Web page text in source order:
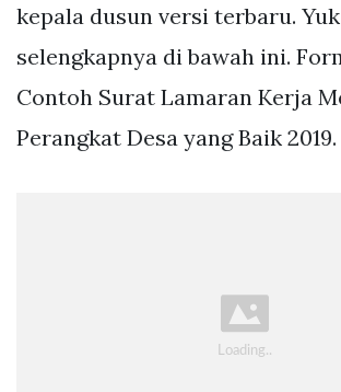
kepala dusun versi terbaru.
selengkapnya di bawah ini.
Contoh Surat Lamaran Kerja
Perangkat Desa yang Baik 2019.